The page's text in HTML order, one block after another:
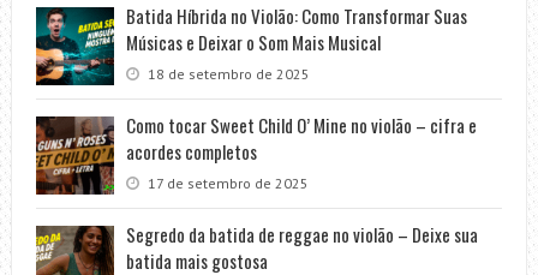
Batida Híbrida no Violão: Como Transformar Suas
Músicas e Deixar o Som Mais Musical
18 de setembro de 2025
Como tocar Sweet Child O’ Mine no violão – cifra e
acordes completos
17 de setembro de 2025
Segredo da batida de reggae no violão – Deixe sua
batida mais gostosa